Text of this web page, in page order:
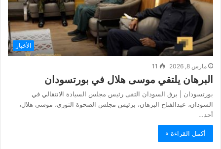
الأخبار
مارس 8, 2026 11
البرهان يلتقي موسى هلال في بورتسودان
‏بورتسودان | برق السودان التقى رئيس مجلس السيادة الانتقالي في
السودان، عبدالفتاح البرهان، برئيس مجلس الصحوة الثوري، موسى هلال،
أحد…
أكمل القراءة »